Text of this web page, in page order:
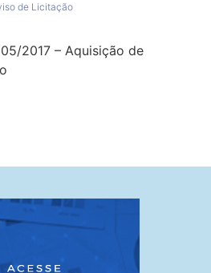
de Licitação
2017 – Aquisição de